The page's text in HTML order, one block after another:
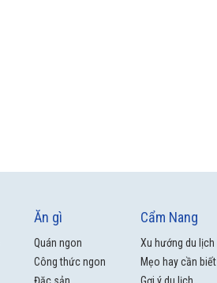
Ăn gì
Quán ngon
Công thức ngon
Cẩm Nang
Xu hướng du lịch
Mẹo hay cần biết